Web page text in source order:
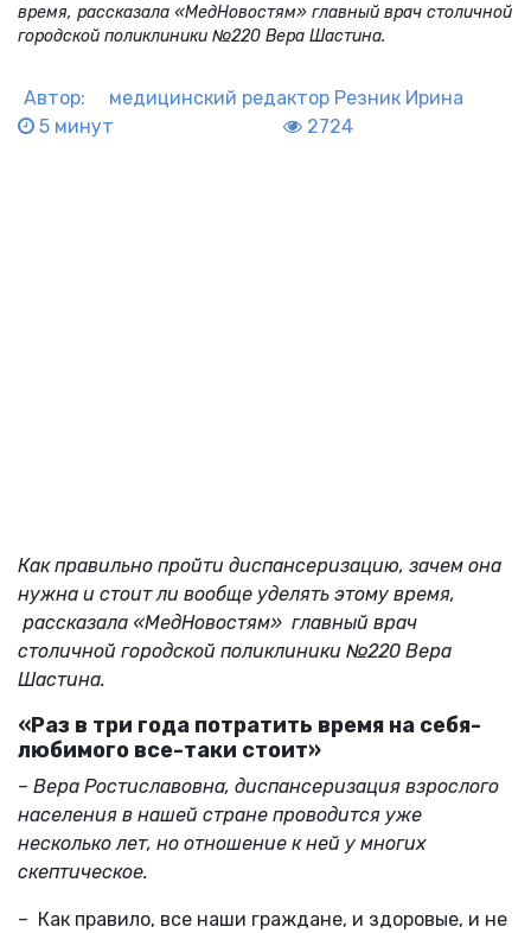
время, рассказала «МедНовостям» главный врач столичной
городской поликлиники №220 Вера Шастина.
Автор: медицинский редактор Резник Ирина
5 минут
2724
Как правильно пройти диспансеризацию, зачем она
нужна и стоит ли вообще уделять этому время,
рассказала «МедНовостям» главный врач
столичной городской поликлиники №220 Вера
Шастина.
«Раз в три года потратить время на себя-
любимого все-таки стоит»
– Вера Ростиславовна, диспансеризация взрослого
населения в нашей стране проводится уже
несколько лет, но отношение к ней у многих
скептическое.
– Как правило, все наши граждане, и здоровые, и не